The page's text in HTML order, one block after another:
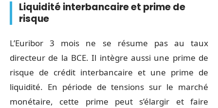
Liquidité interbancaire et prime de
risque
L’Euribor 3 mois ne se résume pas au taux
directeur de la BCE. Il intègre aussi une prime de
risque de crédit interbancaire et une prime de
liquidité. En période de tensions sur le marché
monétaire, cette prime peut s’élargir et faire